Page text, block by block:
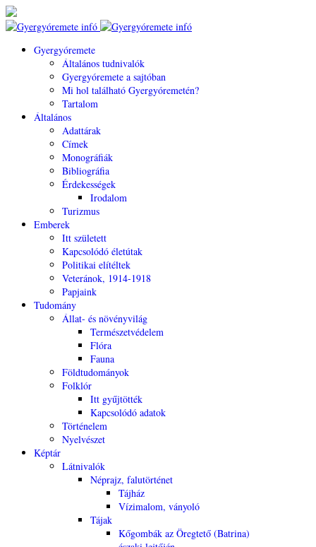
Gyergyóremete
Általános tudnivalók
Gyergyóremete a sajtóban
Mi hol található Gyergyóremetén?
Tartalom
Általános
Adattárak
Címek
Monográfiák
Bibliográfia
Érdekességek
Irodalom
Turizmus
Emberek
Itt született
Kapcsolódó életútak
Politikai elítéltek
Veteránok, 1914-1918
Papjaink
Tudomány
Állat- és növényvilág
Természetvédelem
Flóra
Fauna
Földtudományok
Folklór
Itt gyűjtötték
Kapcsolódó adatok
Történelem
Nyelvészet
Képtár
Látnivalók
Néprajz, falutörténet
Tájház
Vízimalom, ványoló
Tájak
Kőgombák az Öregtető (Batrina)